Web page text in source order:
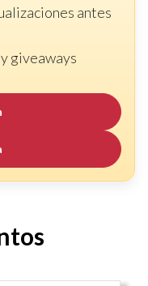
antes
giveaways